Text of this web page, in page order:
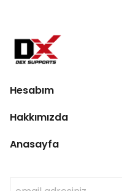
Hesabım
Hakkımızda
Anasayfa